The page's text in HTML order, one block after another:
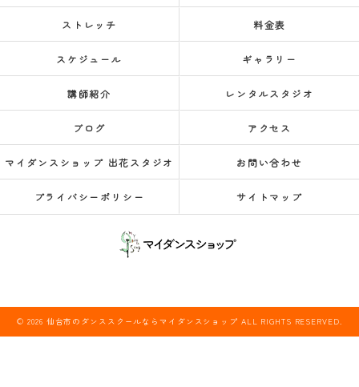
ストレッチ 料金表
スケジュール ギャラリー
講師紹介 レンタルスタジオ
ブログ アクセス
マイダンスショップ 出花スタジオ お問い合わせ
プライバシーポリシー サイトマップ
© 2026 仙台市のダンススクールならマイダンスショップ ALL RIGHTS RESERVED.